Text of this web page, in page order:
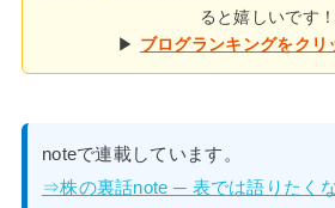
ると嬉しいです！
▶ ブログランキングをクリ
noteで連載しています。
⇒株の裏話note ─ 表では語りたく